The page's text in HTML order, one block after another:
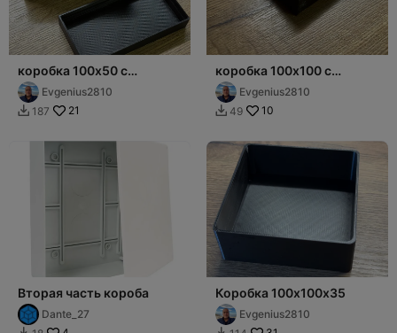
коробка 100х50 с
крышкой
Evgenius2810
 187 21
коробка 100х100 с
крышкой
Evgenius2810
 49 10
Вторая часть короба
Dante_27
Коробка 100х100х35
Evgenius2810